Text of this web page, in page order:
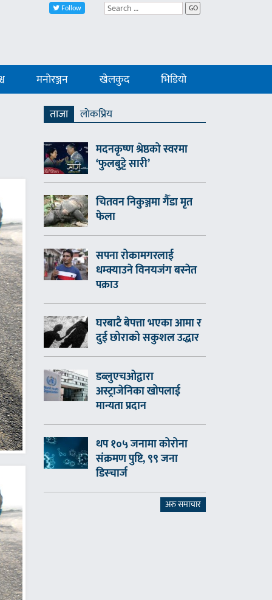
Follow GO
मनोरञ्जन खेलकुद भिडियो
ताजा
लाेकप्रिय
मदनकृष्ण श्रेष्ठको स्वरमा
‘फुलबुट्टे सारी’
चितवन निकुञ्जमा गैँडा मृत
फेला
सपना रोकामगरलाई
धम्क्याउने विनयजंग बस्नेत
पक्राउ
घरबाटै बेपत्ता भएका आमा र
दुई छोराको सकुशल उद्धार
डब्लुएचओद्वारा
अस्ट्राजेनिका खोपलाई
मान्यता प्रदान
थप १०५ जनामा कोरोना
संक्रमण पुष्टि, ९९ जना
डिस्चार्ज
अरु समाचार